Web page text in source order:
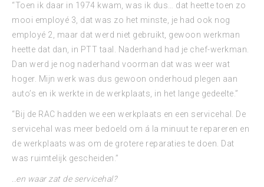
“Toen ik daar in 1974 kwam, was ik dus… dat heette toen zo
mooi employé 3, dat was zo het minste, je had ook nog
employé 2, maar dat werd niet gebruikt, gewoon werkman
heette dat dan, in PTT taal. Naderhand had je chef-werkman.
Dan werd je nog naderhand voorman dat was weer wat
hoger. Mijn werk was dus gewoon onderhoud plegen aan
auto’s en ik werkte in de werkplaats, in het lange gedeelte.”
“Bij de RAC hadden we een werkplaats en een servicehal. De
servicehal was meer bedoeld om á la minuut te repareren en
de werkplaats was om de grotere reparaties te doen. Dat
was ruimtelijk gescheiden.”
..en waar zat de servicehal?